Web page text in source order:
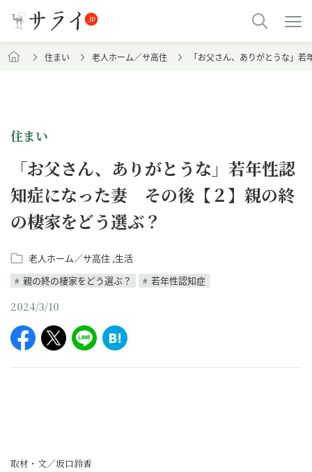
住まい 老人ホーム／サ高住 「お父さん、ありがとうな」
住まい
「お父さん、ありがとうな」若年性認
知症になった妻 その後【２】親の終
の棲家をどう選ぶ？
老人ホーム／サ高住 生活
親の終の棲家をどう選ぶ？
若年性認知症
2024/3/10
取材・文／坂口鈴香